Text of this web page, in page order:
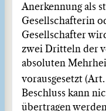
Anerkennung als
Gesellschafterin
Gesellschafter
zwei Dritteln der
absoluten
vorausgesetzt
Beschluss kann
übertragen